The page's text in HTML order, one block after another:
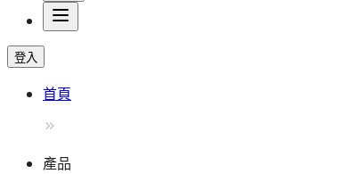
登入
首頁
產品